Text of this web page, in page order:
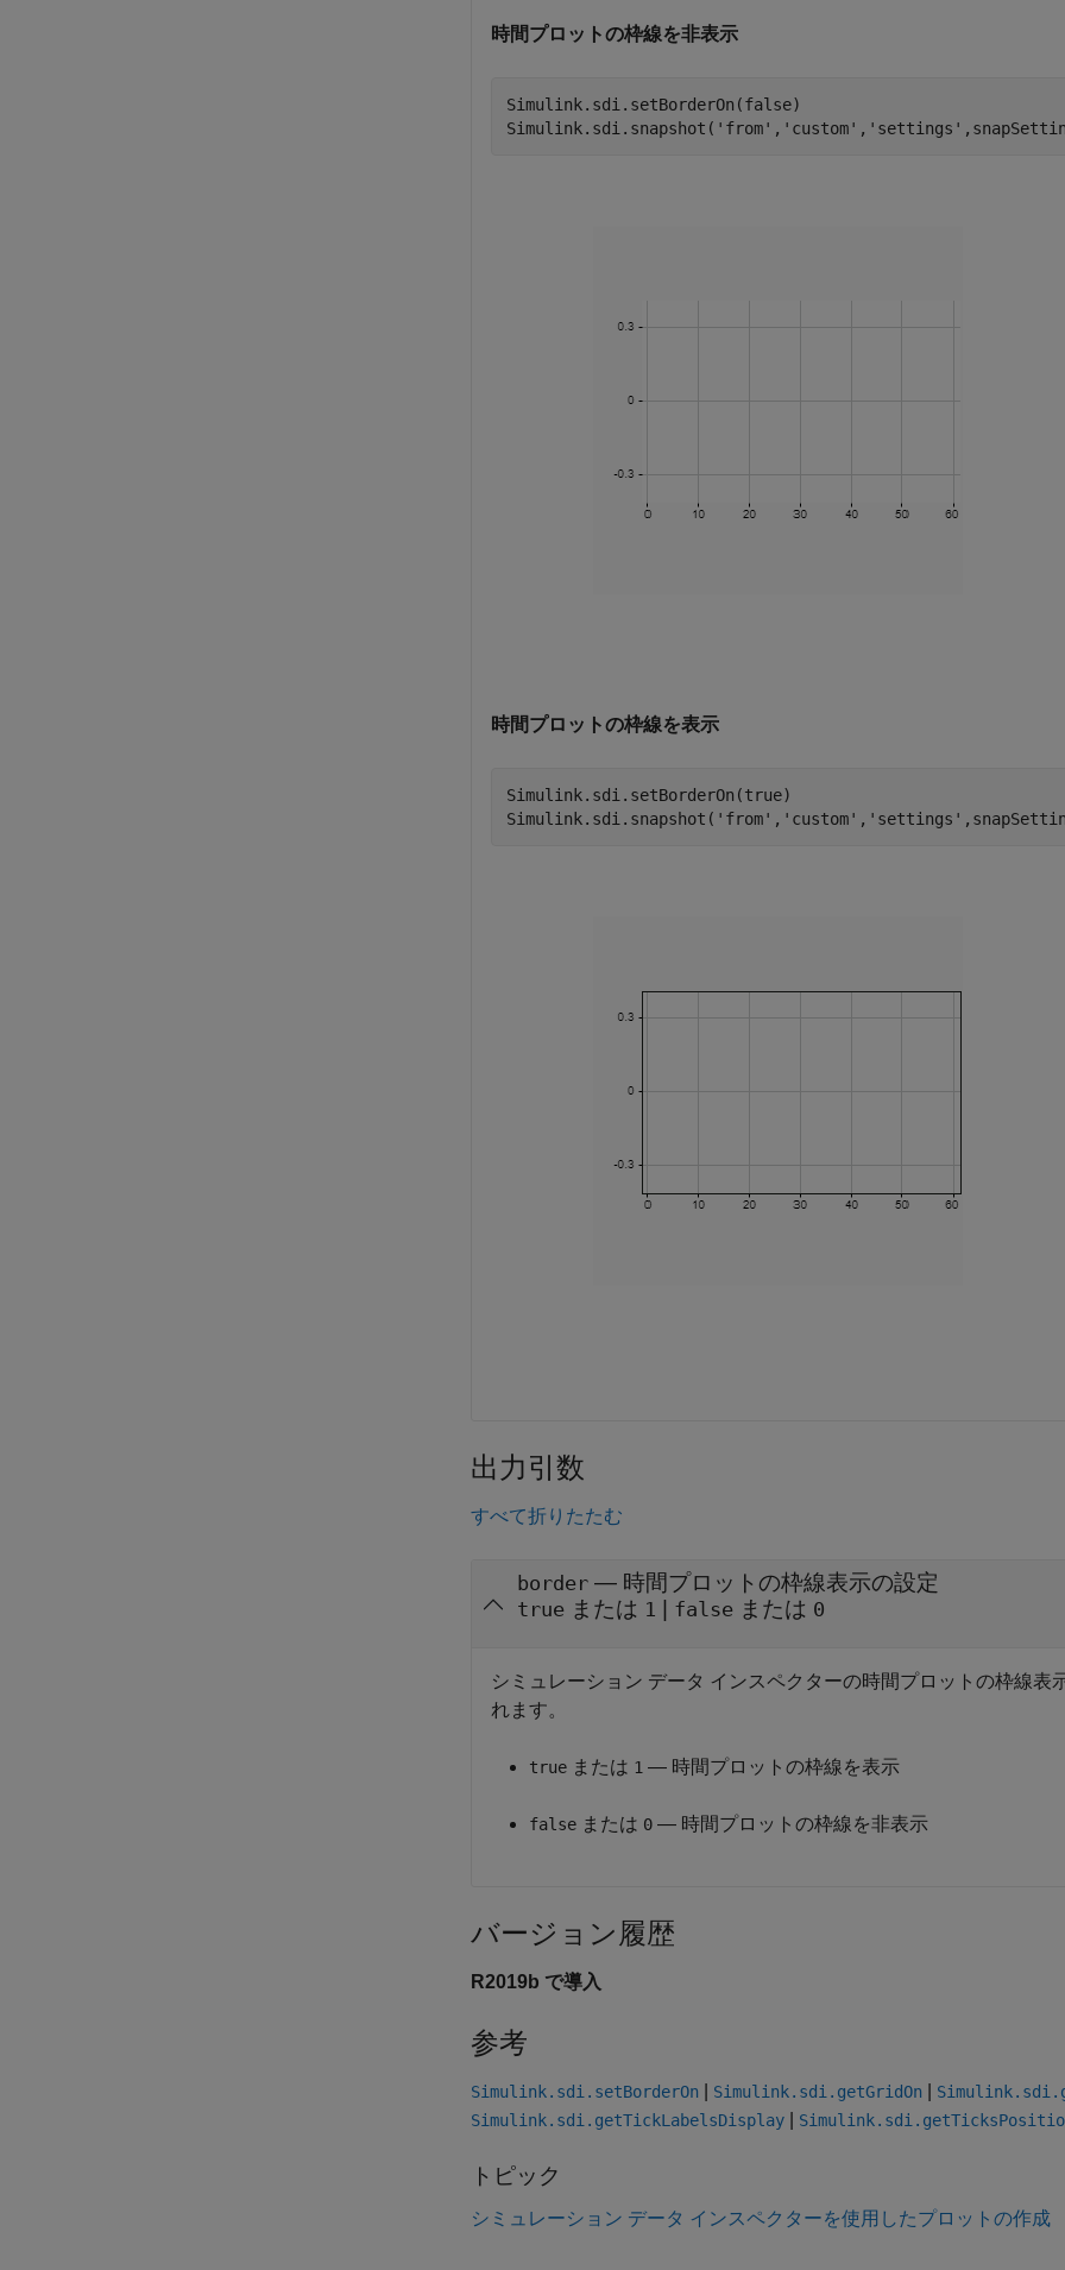
時間プロットの枠線を非表示
Simulink.sdi.setBorderOn(false)
Simulink.sdi.snapshot( 'from' , 'custom' , 'settings'
時間プロットの枠線を表示
Simulink.sdi.setBorderOn(true)
Simulink.sdi.snapshot( 'from' , 'custom' , 'settings'
出力引数
すべて折りたたむ
border — 時間プロットの枠線表示の設定
true または 1 false または 0
シミュレーション データ インスペクターの時間プロットの枠線表
れます。
true または 1 — 時間プロットの枠線を表示
false または 0 — 時間プロットの枠線を非表示
バージョン履歴
R2019b で導入
参考
Simulink.sdi.setBorderOn Simulink.sdi.getGridOn
Simulink.sdi.getTickLabelsDisplay
トピック
シミュレーション データ インスペクターを使用したプロットの作成